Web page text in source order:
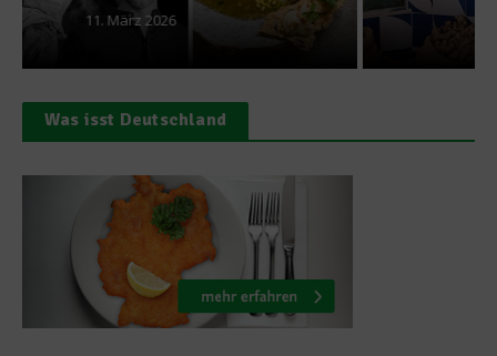
Was isst Deutschland